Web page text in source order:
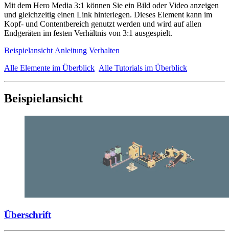
Mit dem Hero Media 3:1 können Sie ein Bild oder Video anzeigen
und gleichzeitig einen Link hinterlegen. Dieses Element kann im
Kopf- und Contentbereich genutzt werden und wird auf allen
Endgeräten im festen Verhältnis von 3:1 ausgespielt.
Beispielansicht Anleitung Verhalten
Alle Elemente im Überblick Alle Tutorials im Überblick
Beispielansicht
Überschrift